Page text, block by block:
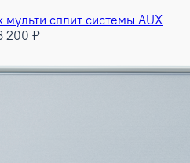
сплит системы AUX
200 ₽